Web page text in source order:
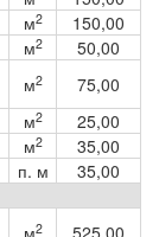
м2
150,00
м2
50,00
м2
75,00
м2
25,00
м2
35,00
п. м
35,00
м2
525,00